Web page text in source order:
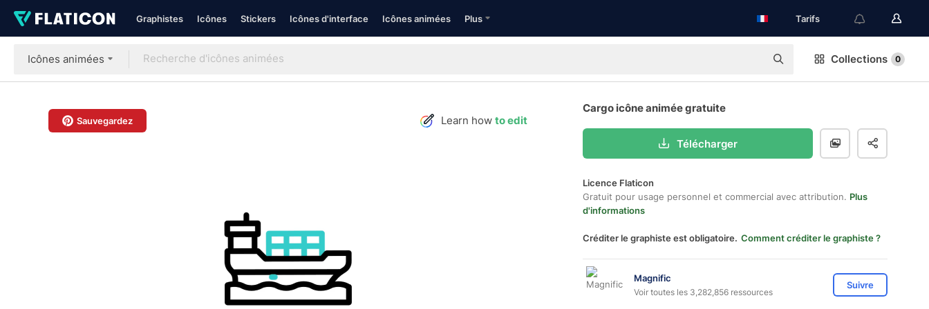
Graphistes Icônes Stickers Icônes d'interface Icônes animées Plus Tarifs
Icônes animées Collections 0
Sauvegardez Learn how to edit
Cargo icône animée gratuite
Télécharger
Licence Flaticon
Gratuit pour usage personnel et commercial avec attribution. Plus
d'informations
Créditer le graphiste est obligatoire. Comment créditer le graphiste ?
Magnific
Voir toutes les 3,282,856 ressources
Suivre